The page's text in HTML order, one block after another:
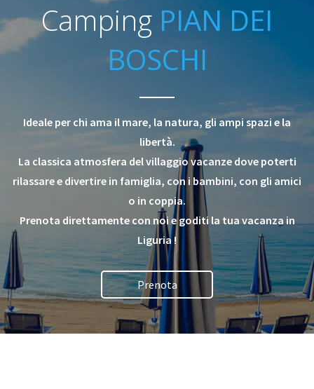
Camping PIAN DEI
BOSCHI
Ideale per chi ama il mare, la natura, gli ampi spazi e la
libertà.
La classica atmosfera del villaggio vacanze dove poterti
rilassare e divertire in famiglia, con i bambini, con gli amici
o in coppia.
Prenota direttamente con noi e goditi la tua vacanza in
Liguria !
Prenota